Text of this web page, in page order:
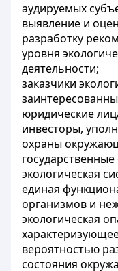
аудируемых
выявление и
разработку
уровня
деятельности;
заказчики
юридические
инвесторы,
охраны
экологическая
единая
организмов и
экологическая
вероятностью
состояния